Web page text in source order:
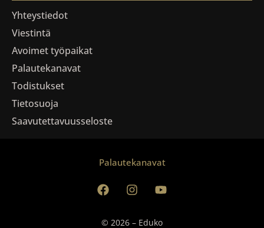
Yhteystiedot
Viestintä
Avoimet työpaikat
Palautekanavat
Todistukset
Tietosuoja
Saavutettavuusseloste
© 2026 – Eduko
Palautekanavat